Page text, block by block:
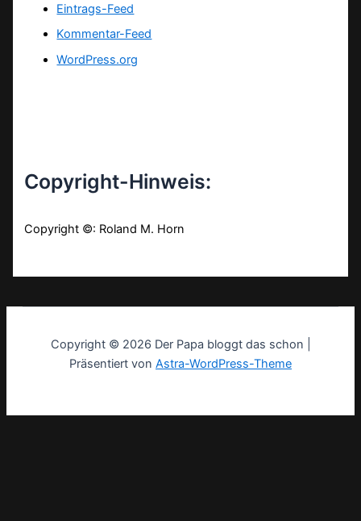
Eintrags-Feed
Kommentar-Feed
WordPress.org
Copyright-Hinweis:
Copyright ©: Roland M. Horn
Copyright © 2026 Der Papa bloggt das schon |
Präsentiert von Astra-WordPress-Theme